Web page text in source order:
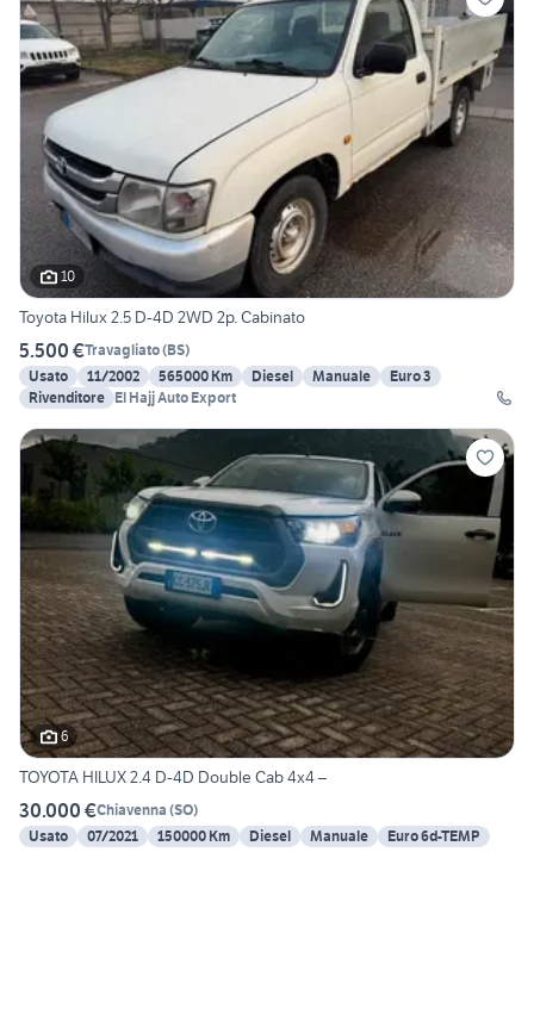
10
Toyota Hilux 2.5 D-4D 2WD 2p. Cabinato
5.500 €Travagliato(BS)
Usato
11/2002 565000 Km Diesel Manuale
Euro 3
Rivenditore El Hajj Auto Export
6
TOYOTA HILUX 2.4 D-4D Double Cab 4x4 –
30.000 €Chiavenna (SO)
Usato
07/2021 150000 Km Diesel Manuale Euro 6d-TEMP